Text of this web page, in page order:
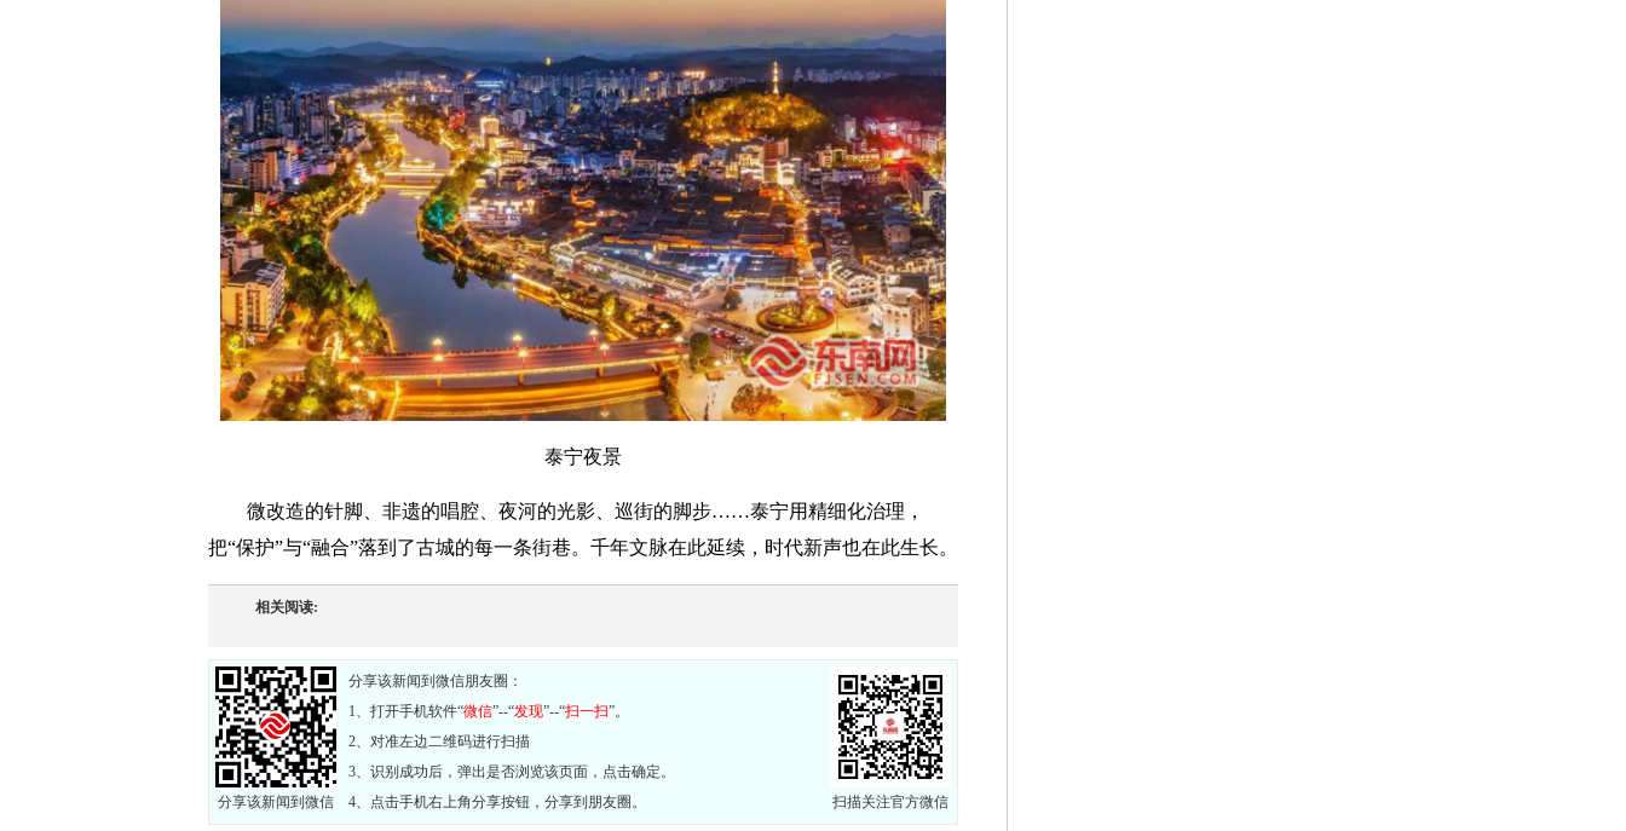
泰宁夜景
微改造的针脚、非遗的唱腔、夜河的光影、巡街的脚步……泰宁用精细化治理，
把“保护”与“融合”落到了古城的每一条街巷。千年文脉在此延续，时代新声也在此生长。
相关阅读:
扫描关注官方微信
分享该新闻到微信
分享该新闻到微信朋友圈：
1、打开手机软件“微信”--“发现”--“扫一扫”。
2、对准左边二维码进行扫描
3、识别成功后，弹出是否浏览该页面，点击确定。
4、点击手机右上角分享按钮，分享到朋友圈。